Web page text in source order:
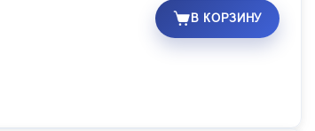
В КОРЗИНУ